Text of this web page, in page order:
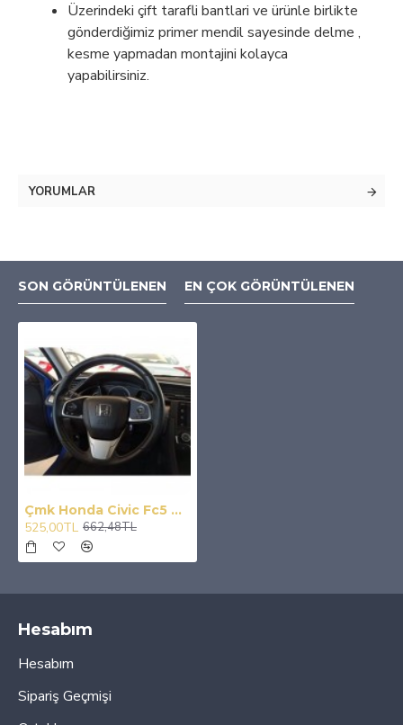
Üzerindeki çift tarafli bantlari ve ürünle birlikte
gönderdiğimiz primer mendil sayesinde delme ,
kesme yapmadan montajini kolayca
yapabilirsiniz.
YORUMLAR
SON GÖRÜNTÜLENEN EN ÇOK GÖRÜNTÜLENEN
Çmk Honda Civic Fc5 Direksiyon Alt Parça Tekli Silver Yazısız 2016-2020
525,00TL 662,48TL
Hesabım
Hesabım
Sipariş Geçmişi